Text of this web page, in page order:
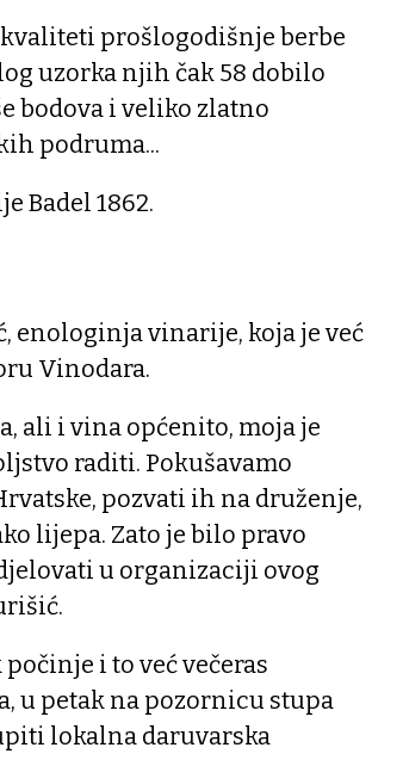
prošlogodišnje berbe
uzorka njih čak 58 dobilo
bodova i veliko zlatno
podruma...
Badel 1862.
enologinja vinarije, koja je već
Vinodara.
ali i vina općenito, moja je
raditi. Pokušavamo
pozvati ih na druženje,
lijepa. Zato je bilo pravo
u organizaciji ovog
i to već večeras
u petak na pozornicu stupa
lokalna daruvarska